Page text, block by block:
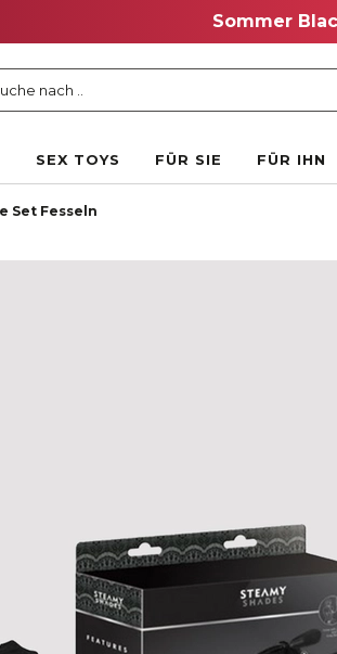
Sommer
nach ..
SEX TOYS FÜR SIE FÜR IHN
Set Fesseln